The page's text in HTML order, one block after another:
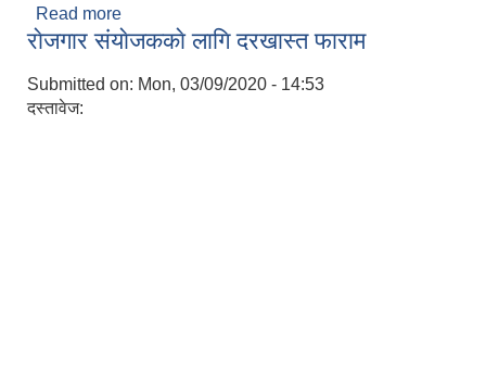
Read more
राेजगार संयाेजककाे लागि दरखास्त फाराम
Submitted on: Mon, 03/09/2020 - 14:53
दस्तावेज: